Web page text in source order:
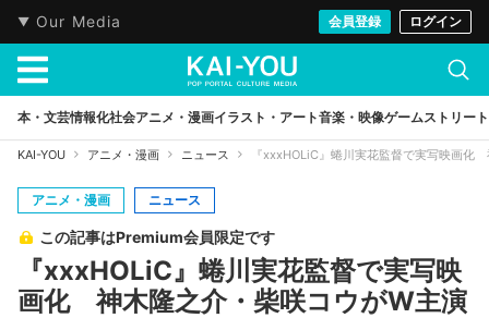
Our Media 会員登録 ログイン
本・文芸情報化社会アニメ・漫画イラスト・アート音楽・映像ゲームストリート
KAI-YOU アニメ・漫画 ニュース 『xxxHOLiC』蜷川実花監督で実写映画化
アニメ・漫画 ニュース
この記事はPremium会員限定です
『xxxHOLiC』蜷川実花監督で実写映
画化 神木隆之介・柴咲コウがW主演